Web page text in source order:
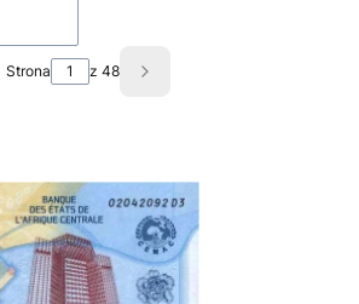
Strona z 48 Następne produkty